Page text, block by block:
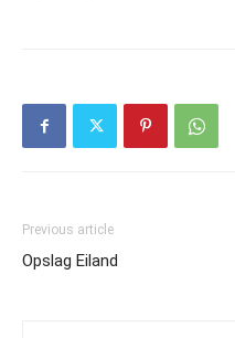
Previous article
Opslag Eiland